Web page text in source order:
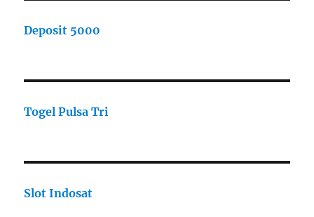
Deposit 5000
Togel Pulsa Tri
Slot Indosat